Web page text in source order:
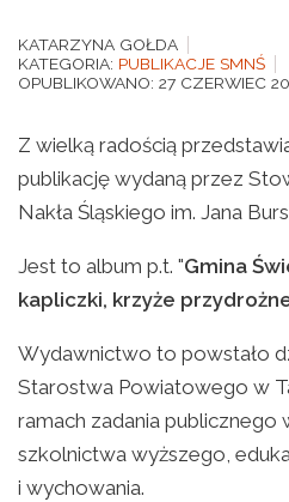
KATARZYNA GOŁDA
KATEGORIA: PUBLIKACJE SMNŚ
OPUBLIKOWANO: 27 CZERWIEC
Z wielką radością
publikację wydaną przez
Nakła Śląskiego im. Jana
Jest to album p.t. "Gmina
kapliczki, krzyże
Wydawnictwo to powstało
Starostwa Powiatowego w
ramach zadania publicznego
szkolnictwa wyższego,
i wychowania.